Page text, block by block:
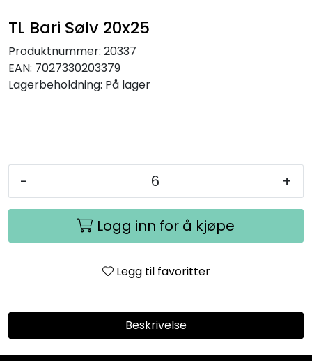
TL Bari Sølv 20x25
Produktnummer: 20337
EAN: 7027330203379
Lagerbeholdning: På lager
- +
Logg inn for å kjøpe
Legg til favoritter
Beskrivelse